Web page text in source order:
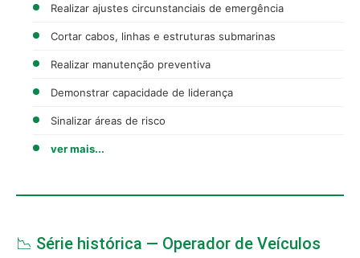
Realizar ajustes circunstanciais de emergência
Cortar cabos, linhas e estruturas submarinas
Realizar manutenção preventiva
Demonstrar capacidade de liderança
Sinalizar áreas de risco
ver mais...
📉 Série histórica — Operador de Veículos